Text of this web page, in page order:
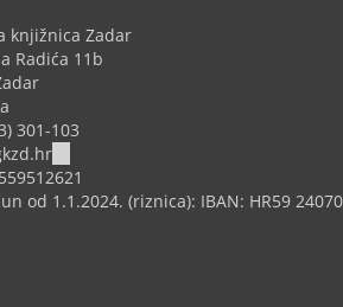
knjižnica Zadar
Radića 11b
301-103
sends
e-
mail)
od 1.1.2024. (riznica): IBAN: HR59